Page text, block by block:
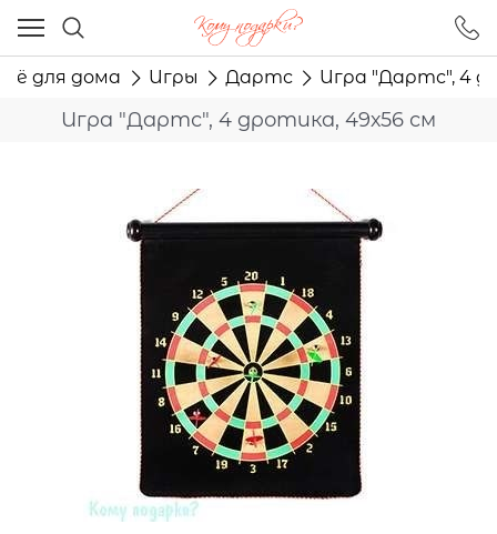
для дома Игры Дартс Игра "Дартс", 4
Игра "Дартс", 4 дротика, 49х56 см
Ваш город - Москва,
угадали?
ДА НЕТ